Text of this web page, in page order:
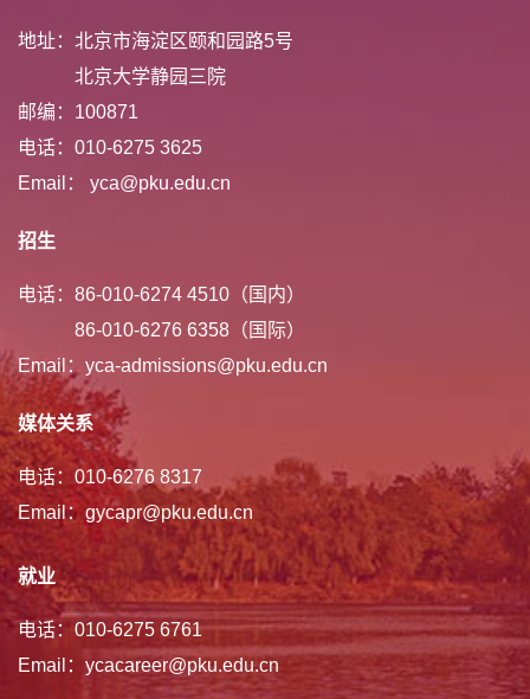
地址：北京市海淀区颐和园路5号
北京大学静园三院
邮编：100871
电话：010-6275 3625
Email： yca@pku.edu.cn
招生
电话：86-010-6274 4510（国内）
86-010-6276 6358（国际）
Email：yca-admissions@pku.edu.cn
媒体关系
电话：010-6276 8317
Email：gycapr@pku.edu.cn
就业
电话：010-6275 6761
Email：ycacareer@pku.edu.cn